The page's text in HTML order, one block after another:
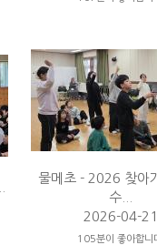
물메초 - 2026 찾아
수...
2026-04-
105분이 좋아합니